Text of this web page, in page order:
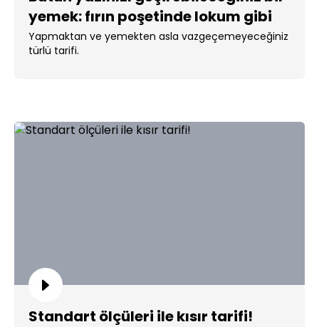
yemek: fırın poşetinde lokum gibi
türlü!
Yapmaktan ve yemekten asla vazgeçemeyeceğiniz
türlü tarifi.
Standart ölçüleri ile kısır tarifi!